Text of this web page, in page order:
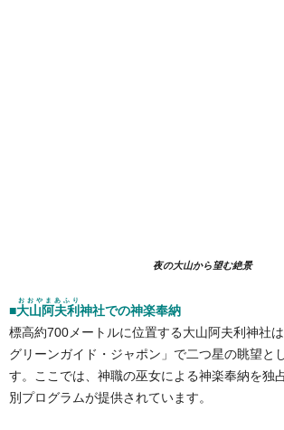
夜の大山から望む絶景
■大山阿夫利
おおやまあふり
神社での神楽奉納
標高約700メートルに位置する大山阿夫利神社
グリーンガイド・ジャポン」で二つ星の眺望と
す。ここでは、神職の巫女による神楽奉納を独
別プログラムが提供されています。